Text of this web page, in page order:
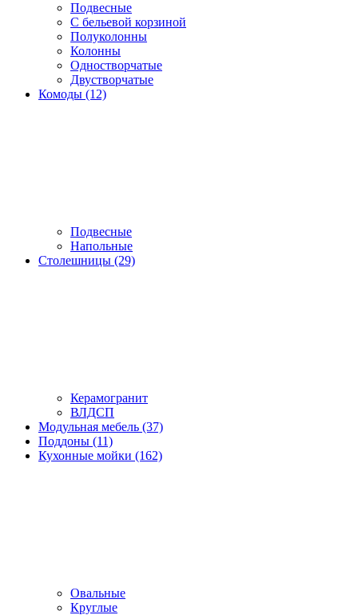
Подвесные
С бельевой корзиной
Полуколонны
Колонны
Одностворчатые
Двустворчатые
Комоды (12)
Подвесные
Напольные
Столешницы (29)
Керамогранит
ВЛДСП
Модульная мебель (37)
Поддоны (11)
Кухонные мойки (162)
Овальные
Круглые